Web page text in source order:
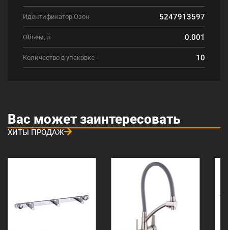
Идентификатор Озон 5247913597
Объем, л 0.001
Количество в упаковке 10
Вас может заинтересовать
ХИТЫ ПРОДАЖ